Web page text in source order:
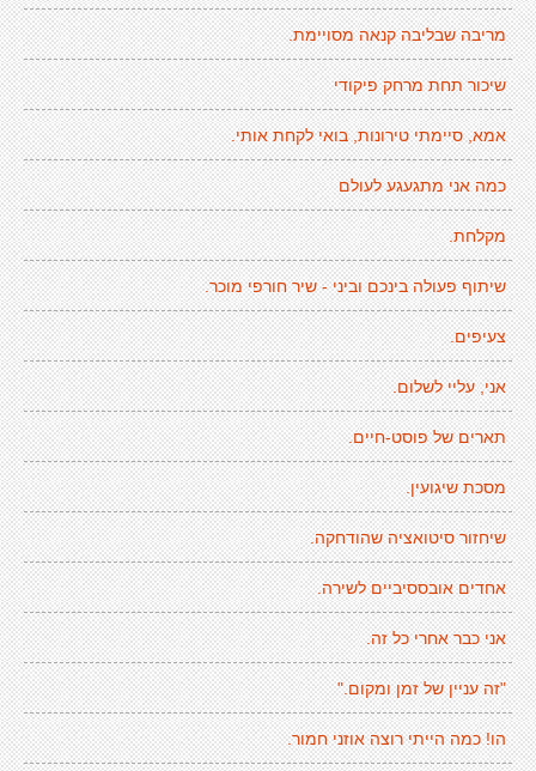
מריבה שבליבה קנאה מסויימת.
שיכור תחת מרחק פיקודי
אמא, סיימתי טירונות, בואי לקחת אותי.
כמה אני מתגעגע לעולם
מקלחת.
שיתוף פעולה בינכם וביני - שיר חורפי מוכר.
צעיפים.
אני, עליי לשלום.
תארים של פוסט-חיים.
מסכת שיגועין.
שיחזור סיטואציה שהודחקה.
אחדים אובססיביים לשירה.
אני כבר אחרי כל זה.
"זה עניין של זמן ומקום."
הו! כמה הייתי רוצה אוזני חמור.